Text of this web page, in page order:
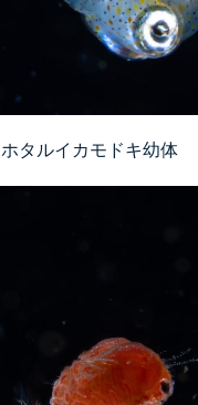
ホタルイカモドキ幼体